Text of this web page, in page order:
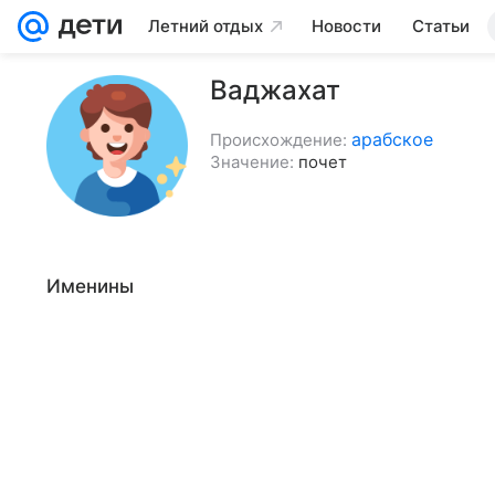
Летний отдых Новости Статьи
Ваджахат
Происхождение: арабское
Значение: почет
Именины